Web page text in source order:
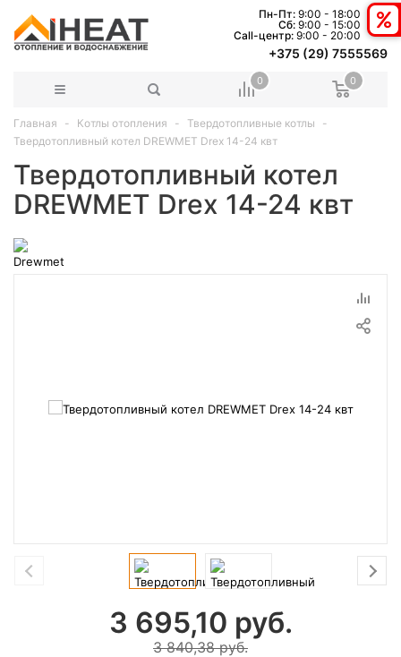
Пн-Пт: 9:00 - 18:00
Сб: 9:00 - 15:00
Сall-центр: 9:00 - 20:00
+375 (29) 7555569
0 0
Главная Котлы отопления
Твердотопливные котлы
Твердотопливный котел DREWMET Drex 14-24 квт
Твердотопливный котел
DREWMET Drex 14-24 квт
3 695,10 руб.
3 840,38 руб.